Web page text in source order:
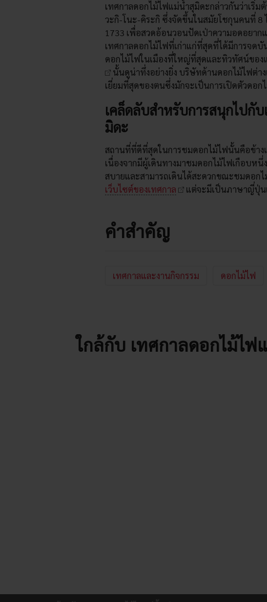
เทศกาลดอกไม้ไฟแม่น้ำสุมิดะกล่าวกันว่าเริ่ม
วะกิ-โนะ-คิระกิ ซึ่งจัดขึ้นในสมัยโชกุนคนที่ 8
1733 เพื่อสวดอ้อนวอนปัดเป่าความอดอยา
เทศกาลดอกไม้ไฟที่เก่าแก่ที่สุดที่ได้มีการจด
ดอกไม้ไฟในเมืองที่ใหญ่ที่สุดและทิวทัศน์ของ
นั้นดูน่าทึ่งอย่างยิ่ง บริษัทด้านดอกไม้ไฟต่า
เยี่ยมที่สุดของตนซึ่งมักจะเป็นการเปิดตัวดอ
เคล็ดลับสำหรับการสนุกไปกั
มิดะ
สถานที่ที่ดีที่สุดในการชมดอกไม้ไฟนั้นคือข้า
เนื่องจากมีผู้เดินทางมาชมดอกไม้ไฟเกือบห
สบายและสามารถเดินได้สะดวกขณะชมดอ
เว็บไซต์ของเทศกาล
แต่จะมีเป็นภาษาญี่ปุ่น
คำสำคัญ
เทศกาลและงานกิจกรรม ดอกไม้ไฟ
ใกล้กับ เทศกาลดอกไม้ไฟ